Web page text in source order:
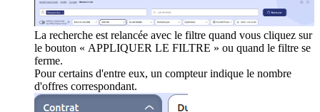
La recherche est relancée avec le filtre quand vous cliquez sur
le bouton « APPLIQUER LE FILTRE » ou quand le filtre se
ferme.
Pour certains d'entre eux, un compteur indique le nombre
d'offres correspondant.